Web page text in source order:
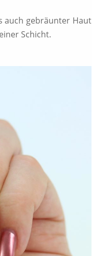
auch gebräunter Haut
Schicht.